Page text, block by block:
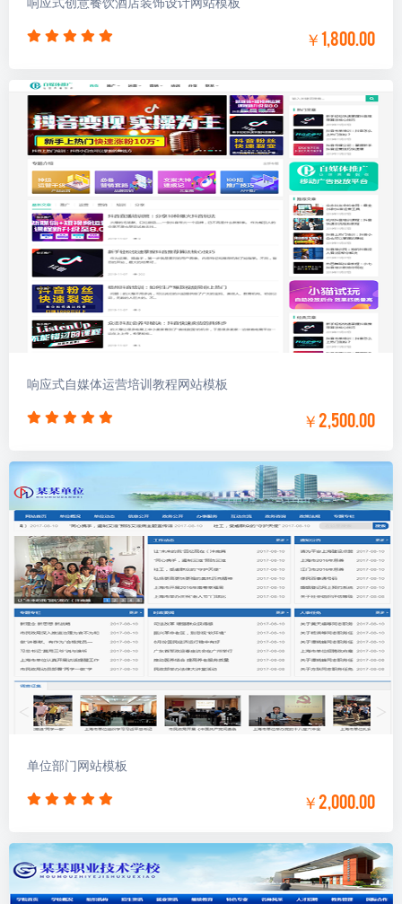
响应式创意餐饮酒店装饰设计网站模板
￥1,800.00
响应式自媒体运营培训教程网站模板
￥2,500.00
单位部门网站模板
￥2,000.00